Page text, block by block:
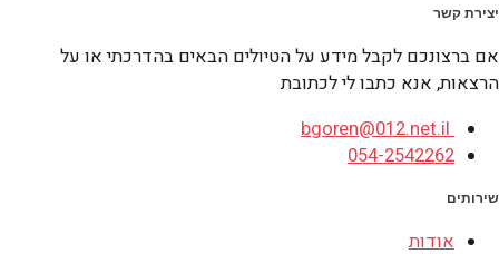
יצירת קשר
אם ברצונכם לקבל מידע על הטיולים הבאים בהדרכתי או על
הרצאות, אנא כתבו לי לכתובת
054-2542262
שירותים
אודות